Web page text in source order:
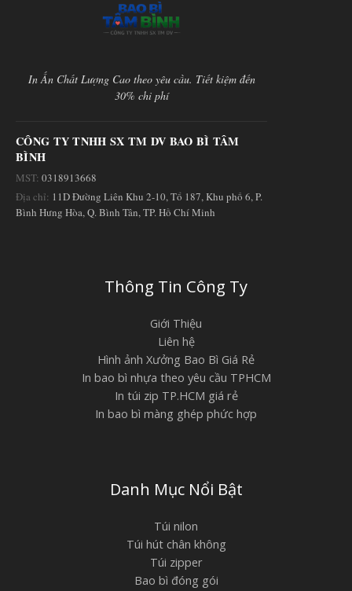
In Ấn Chất Lượng Cao theo yêu cầu. Tiết kiệm đến
30% chi phí
CÔNG TY TNHH SX TM DV BAO BÌ TÂM
BÌNH
MST: 0318913668
Địa chỉ: 11D Đường Liên Khu 2-10, Tổ 187, Khu phố 6, P.
Bình Hưng Hòa, Q. Bình Tân, TP. Hồ Chí Minh
Thông Tin Công Ty
Giới Thiệu
Liên hệ
Hình ảnh Xưởng Bao Bì Giá Rẻ
In bao bì nhựa theo yêu cầu TPHCM
In túi zip TP.HCM giá rẻ
In bao bì màng ghép phức hợp
Danh Mục Nổi Bật
Túi nilon
Túi hút chân không
Túi zipper
Bao bì đóng gói